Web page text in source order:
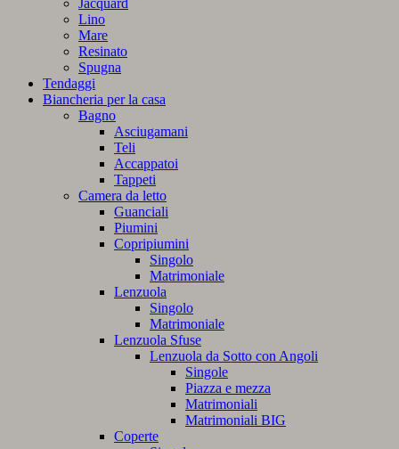
Lino
Mare
Resinato
Spugna
Tendaggi
Biancheria per la casa
Bagno
Asciugamani
Teli
Accappatoi
Tappeti
Camera da letto
Guanciali
Piumini
Copripiumini
Singolo
Matrimoniale
Lenzuola
Singolo
Matrimoniale
Lenzuola Sfuse
Lenzuola da Sotto con Angoli
Singole
Piazza e mezza
Matrimoniali
Matrimoniali BIG
Coperte